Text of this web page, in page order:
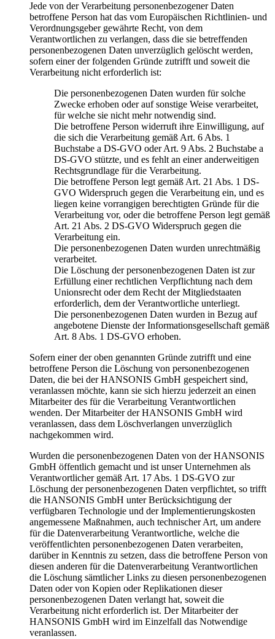
Jede von der Verarbeitung personenbezogener Daten
betroffene Person hat das vom Europäischen Richtlinien- und
Verordnungsgeber gewährte Recht, von dem
Verantwortlichen zu verlangen, dass die sie betreffenden
personenbezogenen Daten unverzüglich gelöscht werden,
sofern einer der folgenden Gründe zutrifft und soweit die
Verarbeitung nicht erforderlich ist:
Die personenbezogenen Daten wurden für solche
Zwecke erhoben oder auf sonstige Weise verarbeitet,
für welche sie nicht mehr notwendig sind.
Die betroffene Person widerruft ihre Einwilligung, auf
die sich die Verarbeitung gemäß Art. 6 Abs. 1
Buchstabe a DS-GVO oder Art. 9 Abs. 2 Buchstabe a
DS-GVO stützte, und es fehlt an einer anderweitigen
Rechtsgrundlage für die Verarbeitung.
Die betroffene Person legt gemäß Art. 21 Abs. 1 DS-
GVO Widerspruch gegen die Verarbeitung ein, und es
liegen keine vorrangigen berechtigten Gründe für die
Verarbeitung vor, oder die betroffene Person legt gemäß
Art. 21 Abs. 2 DS-GVO Widerspruch gegen die
Verarbeitung ein.
Die personenbezogenen Daten wurden unrechtmäßig
verarbeitet.
Die Löschung der personenbezogenen Daten ist zur
Erfüllung einer rechtlichen Verpflichtung nach dem
Unionsrecht oder dem Recht der Mitgliedstaaten
erforderlich, dem der Verantwortliche unterliegt.
Die personenbezogenen Daten wurden in Bezug auf
angebotene Dienste der Informationsgesellschaft gemäß
Art. 8 Abs. 1 DS-GVO erhoben.
Sofern einer der oben genannten Gründe zutrifft und eine
betroffene Person die Löschung von personenbezogenen
Daten, die bei der HANSONIS GmbH gespeichert sind,
veranlassen möchte, kann sie sich hierzu jederzeit an einen
Mitarbeiter des für die Verarbeitung Verantwortlichen
wenden. Der Mitarbeiter der HANSONIS GmbH wird
veranlassen, dass dem Löschverlangen unverzüglich
nachgekommen wird.
Wurden die personenbezogenen Daten von der HANSONIS
GmbH öffentlich gemacht und ist unser Unternehmen als
Verantwortlicher gemäß Art. 17 Abs. 1 DS-GVO zur
Löschung der personenbezogenen Daten verpflichtet, so trifft
die HANSONIS GmbH unter Berücksichtigung der
verfügbaren Technologie und der Implementierungskosten
angemessene Maßnahmen, auch technischer Art, um andere
für die Datenverarbeitung Verantwortliche, welche die
veröffentlichten personenbezogenen Daten verarbeiten,
darüber in Kenntnis zu setzen, dass die betroffene Person von
diesen anderen für die Datenverarbeitung Verantwortlichen
die Löschung sämtlicher Links zu diesen personenbezogenen
Daten oder von Kopien oder Replikationen dieser
personenbezogenen Daten verlangt hat, soweit die
Verarbeitung nicht erforderlich ist. Der Mitarbeiter der
HANSONIS GmbH wird im Einzelfall das Notwendige
veranlassen.